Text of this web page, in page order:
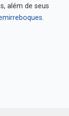
além de seus
.